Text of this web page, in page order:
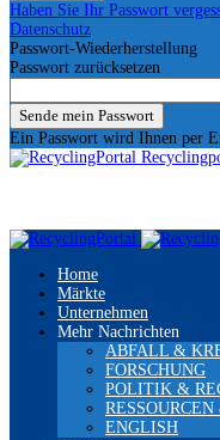
Haben Sie Ihr Passwort
Datenschutz
Passwort-Wiederherstellung
Passwort zurücksetzen
Ein Passwort wird Ihnen per
Home
Märkte
Unternehmen
Mehr Nachrichten
ABFALL &
FORSCHUNG
POLITIK &
ENGLISH